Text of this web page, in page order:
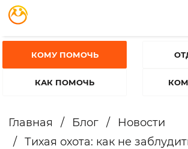
КОМУ ПОМОЧЬ
КАК ПОМОЧЬ
Главная / Блог /
Новости
/ Тихая охота: как не